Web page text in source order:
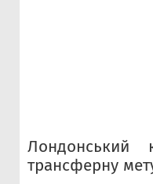
Лондонський
трансферну